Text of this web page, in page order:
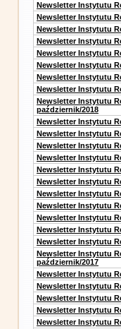
Newsletter Instytutu
Newsletter Instytutu
Newsletter Instytutu
Newsletter Instytutu
Newsletter Instytutu
Newsletter Instytutu
Newsletter Instytutu
Newsletter Instytutu
Newsletter Instytutu
październik/2018
Newsletter Instytutu
Newsletter Instytutu
Newsletter Instytutu
Newsletter Instytutu
Newsletter Instytutu
Newsletter Instytutu
Newsletter Instytutu
Newsletter Instytutu
Newsletter Instytutu
Newsletter Instytutu
Newsletter Instytutu
Newsletter Instytutu
październik/2017
Newsletter Instytutu
Newsletter Instytutu
Newsletter Instytutu
Newsletter Instytutu
Newsletter Instytutu